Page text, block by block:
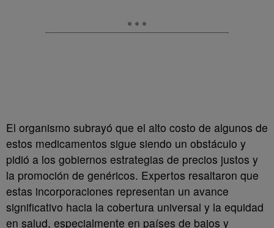
El organismo subrayó que el alto costo de algunos de
estos medicamentos sigue siendo un obstáculo y
pidió a los gobiernos estrategias de precios justos y
la promoción de genéricos. Expertos resaltaron que
estas incorporaciones representan un avance
significativo hacia la cobertura universal y la equidad
en salud, especialmente en países de bajos y